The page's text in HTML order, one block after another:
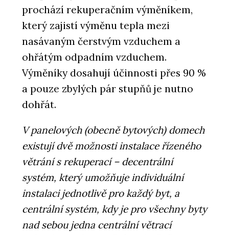
prochází rekuperačním výměníkem,
který zajistí výměnu tepla mezi
nasávaným čerstvým vzduchem a
ohřátým odpadním vzduchem.
Výměníky dosahují účinnosti přes 90 %
a pouze zbylých pár stupňů je nutno
dohřát.
V panelových (obecně bytových) domech
existují dvě možnosti instalace řízeného
větrání s rekuperací – decentrální
systém, který umožňuje individuální
instalaci jednotlivě pro každý byt, a
centrální systém, kdy je pro všechny byty
nad sebou jedna centrální větrací